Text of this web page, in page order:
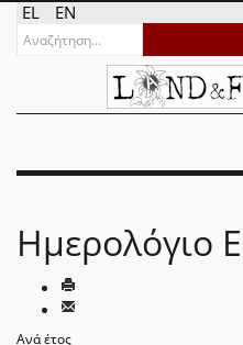
EL EN
Ημερολόγιο
Ανά έτος